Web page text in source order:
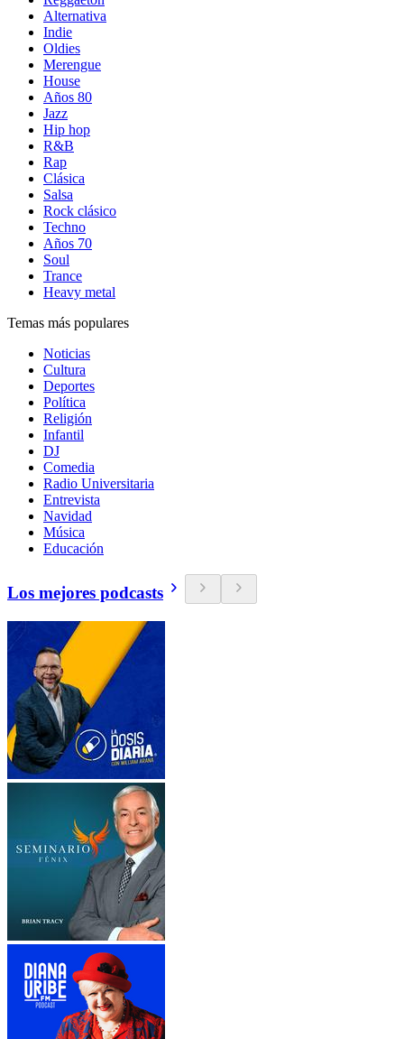
Alternativa
Indie
Oldies
Merengue
House
Años 80
Jazz
Hip hop
R&B
Rap
Clásica
Salsa
Rock clásico
Techno
Años 70
Soul
Trance
Heavy metal
Temas más populares
Noticias
Cultura
Deportes
Política
Religión
Infantil
DJ
Comedia
Radio Universitaria
Entrevista
Navidad
Música
Educación
Los mejores podcasts